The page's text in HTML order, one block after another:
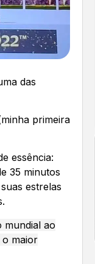
das
primeira
essência:
35 minutos
estrelas
mundial ao
o maior